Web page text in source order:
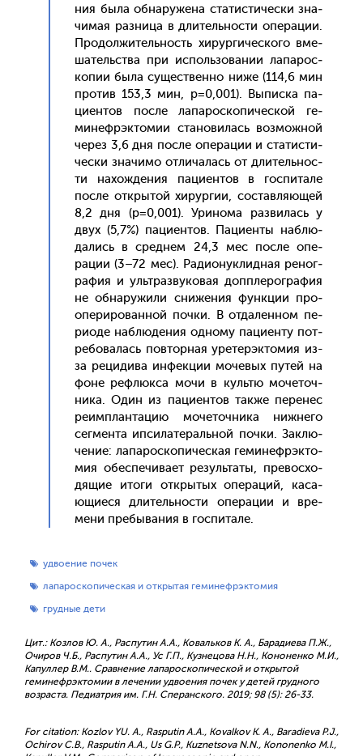
ния бы­ла об­на­руже­на ста­тис­ти­чес­ки зна­
чимая раз­ни­ца в дли­тель­нос­ти опе­рации.
Про­дол­жи­тель­ность хи­рур­ги­чес­ко­го вме­
шатель­ства при ис­поль­зо­вании ла­парос­
ко­пии бы­ла су­щес­твен­но ни­же (114,6 мин
про­тив 153,3 мин, р=0,001). Вы­пис­ка па­
ци­ен­тов пос­ле ла­парос­ко­пичес­кой ге­
минеф­рэкто­мии ста­нови­лась воз­можной
че­рез 3,6 дня пос­ле опе­рации и ста­тис­ти­
чес­ки зна­чимо от­ли­чалась от дли­тель­нос­
ти на­хож­де­ния па­ци­ен­тов в гос­пи­тале
пос­ле от­кры­той хи­рур­гии, сос­тавля­ющей
8,2 дня (p=0,001). Ури­нома раз­ви­лась у
двух (5,7%) па­ци­ен­тов. Па­ци­ен­ты наб­лю­
дались в сред­нем 24,3 мес пос­ле опе­
рации (3–72 мес). Ра­ди­онук­лидная ре­ног­
ра­фия и уль­траз­ву­ковая доп­пле­рог­ра­фия
не об­на­ружи­ли сни­жения фун­кции про­
опе­риро­ван­ной поч­ки. В от­да­лен­ном пе­
ри­оде наб­лю­дения од­но­му па­ци­ен­ту пот­
ре­бова­лась пов­торная уре­терэк­то­мия из-
за ре­циди­ва ин­фекции мо­чевых пу­тей на
фо­не реф­люкса мо­чи в куль­тю мо­четоч­
ни­ка. Один из па­ци­ен­тов так­же пе­ренес
ре­им­план­та­цию мо­четоч­ни­ка ниж­не­го
сег­мента ип­си­лате­раль­ной поч­ки. Зак­лю­
чение: ла­парос­ко­пичес­кая ге­минеф­рэкто­
мия обес­пе­чива­ет ре­зуль­та­ты, пре­вос­хо­
дящие ито­ги от­кры­тых опе­раций, ка­са­
ющи­еся дли­тель­нос­ти опе­рации и вре­
мени пре­быва­ния в гос­пи­тале.
удвоение почек
лапароскопическая и открытая геминефрэктомия
грудные дети
Цит.: Козлов Ю. А., Распутин А.А., Ковальков К. А., Барадиева П.Ж.,
Очиров Ч.Б., Распутин А.А., Ус Г.П., Кузнецова Н.Н., Кононенко М.И.,
Капуллер В.М.. Сравнение лапароскопической и открытой
геминефрэктомии в лечении удвоения почек у детей грудного
возраста. Педиатрия им. Г.Н. Сперанского. 2019; 98 (5): 26-33.
For citation: Kozlov YU. A., Rasputin A.A., Kovalkov K. A., Baradieva P.J.,
Ochirov C.B., Rasputin A.A., Us G.P., Kuznetsova N.N., Kononenko M.I.,